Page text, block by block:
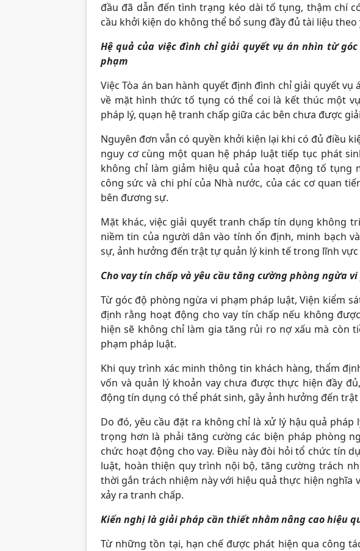
đầu đã dẫn đến tình trạng kéo dài tố tụng, thậm chí
cầu khởi kiện do không thể bổ sung đầy đủ tài liệu theo
Hệ quả của việc đình chỉ giải quyết vụ án nhìn từ
phạm
Việc Tòa án ban hành quyết định đình chỉ giải quyết
về mặt hình thức tố tụng có thể coi là kết thúc một
pháp lý, quạn hệ tranh chấp giữa các bên chưa được
Nguyên đơn vẫn có quyền khởi kiện lại khi có đủ điều
nguy cơ cùng một quan hệ pháp luật tiếp tục phát
không chỉ làm giảm hiệu quả của hoạt động tố tụng
công sức và chi phí của Nhà nước, của các cơ quan
bên đương sự.
Mặt khác, việc giải quyết tranh chấp tín dụng không
niềm tin của người dân vào tính ổn định, minh bạch
sự, ảnh hưởng đến trật tự quản lý kinh tế trong lĩnh vực
Cho vay tín chấp và yêu cầu tăng cường phòng ngừa
Từ góc độ phòng ngừa vi phạm pháp luật, Viện kiểm
định rằng hoạt động cho vay tín chấp nếu không
hiện sẽ không chỉ làm gia tăng rủi ro nợ xấu mà còn
phạm pháp luật.
Khi quy trình xác minh thông tin khách hàng, thẩm
vốn và quản lý khoản vay chưa được thực hiện đầy
động tín dụng có thể phát sinh, gây ảnh hưởng đến
Do đó, yêu cầu đặt ra không chỉ là xử lý hậu quả
trọng hơn là phải tăng cường các biện pháp phòng
chức hoạt động cho vay. Điều này đòi hỏi tổ chức tín
luật, hoàn thiện quy trình nội bộ, tăng cường trách
thời gắn trách nhiệm này với hiệu quả thực hiện
xảy ra tranh chấp.
Kiến nghị là giải pháp cần thiết nhằm nâng cao hiệu
Từ những tồn tại, hạn chế được phát hiện qua công